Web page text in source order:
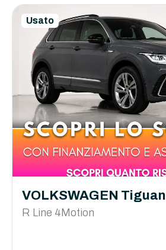
Usato
VOLKSWAGEN Tiguan
R Line 4Motion